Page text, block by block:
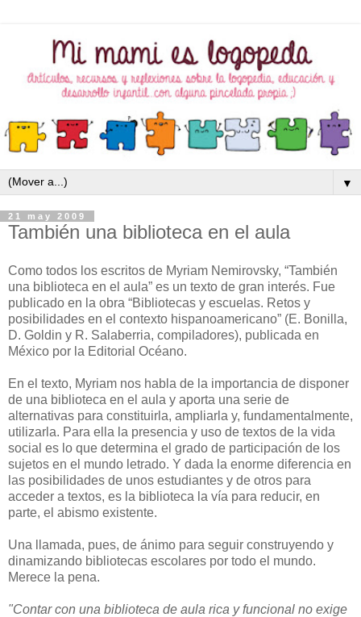
▼
21 may 2009
También una biblioteca en el aula
Como todos los escritos de Myriam Nemirovsky, “También
una biblioteca en el aula” es un texto de gran interés. Fue
publicado en la obra “Bibliotecas y escuelas. Retos y
posibilidades en el contexto hispanoamericano” (E. Bonilla,
D. Goldin y R. Salaberria, compiladores), publicada en
México por la Editorial Océano.
En el texto, Myriam nos habla de la importancia de disponer
de una biblioteca en el aula y aporta una serie de
alternativas para constituirla, ampliarla y, fundamentalmente,
utilizarla. Para ella la presencia y uso de textos de la vida
social es lo que determina el grado de participación de los
sujetos en el mundo letrado. Y dada la enorme diferencia en
las posibilidades de unos estudiantes y de otros para
acceder a textos, es la biblioteca la vía para reducir, en
parte, el abismo existente.
Una llamada, pues, de ánimo para seguir construyendo y
dinamizando bibliotecas escolares por todo el mundo.
Merece la pena.
"Contar con una biblioteca de aula rica y funcional no exige